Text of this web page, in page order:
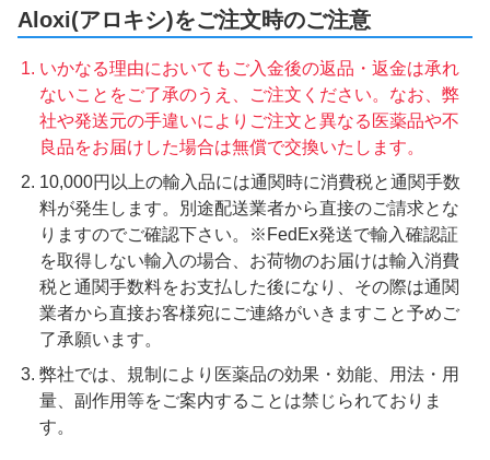
Aloxi(アロキシ)をご注文時のご注意
いかなる理由においてもご入金後の返品・返金は承れ
ないことをご了承のうえ、ご注文ください。なお、弊
社や発送元の手違いによりご注文と異なる医薬品や不
良品をお届けした場合は無償で交換いたします。
10,000円以上の輸入品には通関時に消費税と通関手数
料が発生します。別途配送業者から直接のご請求とな
りますのでご確認下さい。※FedEx発送で輸入確認証
を取得しない輸入の場合、お荷物のお届けは輸入消費
税と通関手数料をお支払した後になり、その際は通関
業者から直接お客様宛にご連絡がいきますこと予めご
了承願います。
弊社では、規制により医薬品の効果・効能、用法・用
量、副作用等をご案内することは禁じられておりま
す。